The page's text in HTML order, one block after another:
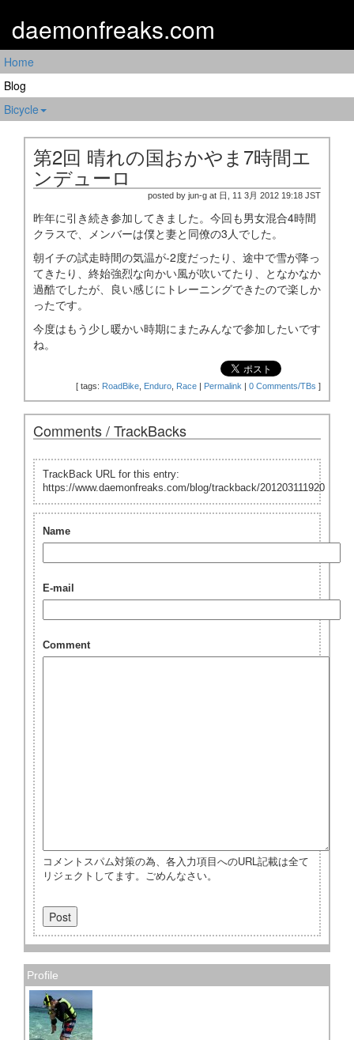
daemonfreaks.com
Home
Blog
Bicycle
第2回 晴れの国おかやま7時間エ
ンデューロ
posted by jun-g at 日, 11 3月 2012 19:18 JST
昨年に引き続き参加してきました。今回も男女混合4時間
クラスで、メンバーは僕と妻と同僚の3人でした。
朝イチの試走時間の気温が-2度だったり、途中で雪が降っ
てきたり、終始強烈な向かい風が吹いてたり、となかなか
過酷でしたが、良い感じにトレーニングできたので楽しか
ったです。
今度はもう少し暖かい時期にまたみんなで参加したいです
ね。
[ tags: RoadBike Enduro Race | Permalink | 0 Comments/TBs ]
Comments / TrackBacks
TrackBack URL for this entry:
https://www.daemonfreaks.com/blog/trackback/201203111920
Name
E-mail
Comment
コメントスパム対策の為、各入力項目へのURL記載は全て
リジェクトしてます。ごめんなさい。
Profile